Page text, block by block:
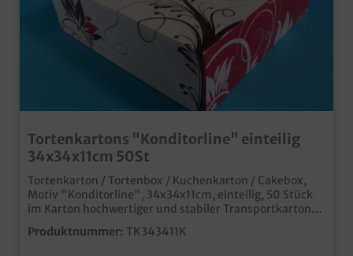
Tortenkartons "Konditorline" einteilig
34x34x11cm 50St
Tortenkarton / Tortenbox / Kuchenkarton / Cakebox,
Motiv "Konditorline", 34x34x11cm, einteilig, 50 Stück
im Karton hochwertiger und stabiler Transportkarton
für Torten, Kuchen und Gebäck modernes und edles
Neutralmotiv für die anspruchsvolle Bäckerei und
Produktnummer: TK343411K